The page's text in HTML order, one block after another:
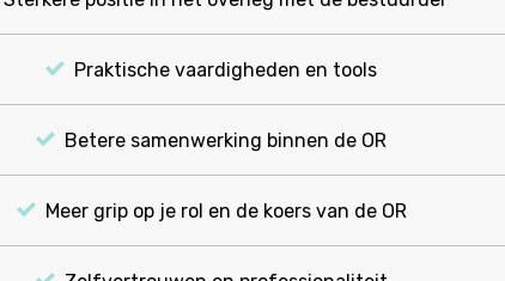
Praktische vaardigheden en tools
Betere samenwerking binnen de OR
Meer grip op je rol en de koers van de OR